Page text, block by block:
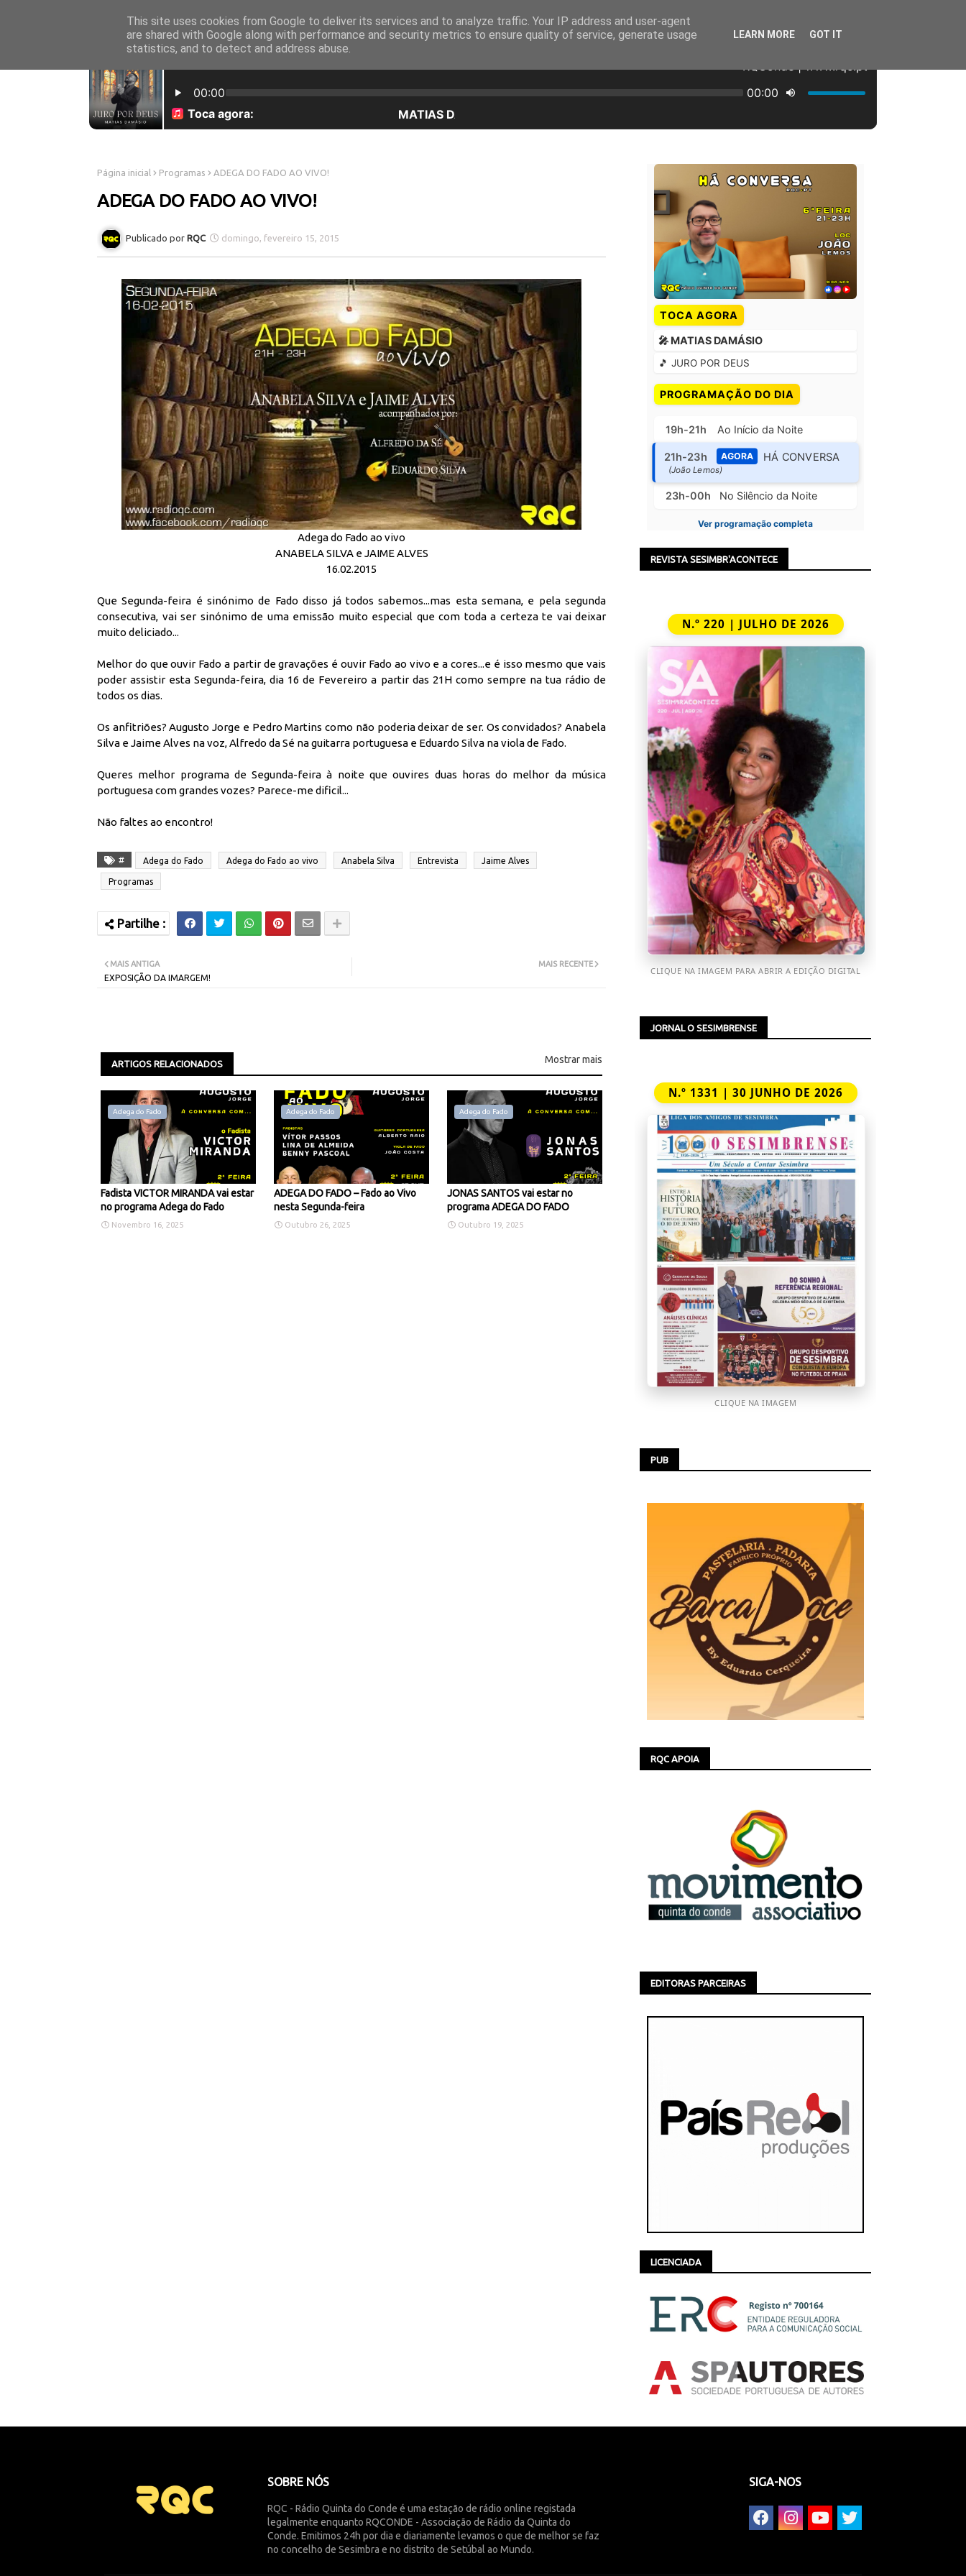
INICÍO SOBRE NÓS EQUIPA PROGRAMAÇÃO OUVIR EM DIRETO
Página inicial Programas ADEGA DO FADO AO VIVO!
ADEGA DO FADO AO VIVO!
RQC domingo, fevereiro 15, 2015
Adega do Fado ao vivo
ANABELA SILVA e JAIME ALVES
16.02.2015
Que Segunda-feira é sinónimo de Fado disso já todos sabemos...mas esta semana, e pela segunda
consecutiva, vai ser sinónimo de uma emissão muito especial que com toda a certeza te vai deixar
muito deliciado...
Melhor do que ouvir Fado a partir de gravações é ouvir Fado ao vivo e a cores...e é isso mesmo que vais
poder assistir esta Segunda-feira, dia 16 de Fevereiro a partir das 21H como sempre na tua rádio de
todos os dias.
Os anfitriões? Augusto Jorge e Pedro Martins como não poderia deixar de ser. Os convidados? Anabela
Silva e Jaime Alves na voz, Alfredo da Sé na guitarra portuguesa e Eduardo Silva na viola de Fado.
Queres melhor programa de Segunda-feira à noite que ouvires duas horas do melhor da música
portuguesa com grandes vozes? Parece-me dificil...
Não faltes ao encontro!
# Adega do Fado Adega do Fado ao vivo Anabela Silva Entrevista Jaime Alves
Programas
MAIS RECENTE
MAIS ANTIGA
EXPOSIÇÃO DA IMARGEM!
ARTIGOS RELACIONADOS Mostrar mais
Adega do Fado
Fadista VICTOR MIRANDA vai estar
no programa Adega do Fado
Novembro 16, 2025
Adega do Fado
ADEGA DO FADO – Fado ao Vivo
nesta Segunda-feira
Outubro 26, 2025
Adega do Fado
JONAS SANTOS vai estar no
programa ADEGA DO FADO
Outubro 19, 2025
TOCA AGORA
🎤 MATIAS DAMÁSIO
🎵 JURO POR DEUS
PROGRAMAÇÃO DO DIA
19h-21h Ao Início da Noite
21h-23h AGORA HÁ CONVERSA
(João Lemos)
23h-00h No Silêncio da Noite
Ver programação completa
REVISTA SESIMBR'ACONTECE
N.º 220 | JULHO DE 2026
CLIQUE NA IMAGEM PARA ABRIR A EDIÇÃO DIGITAL
JORNAL O SESIMBRENSE
N.º 1331 | 30 JUNHO DE 2026
CLIQUE NA IMAGEM
PUB
RQC APOIA
EDITORAS PARCEIRAS
LICENCIADA
SOBRE NÓS
RQC - Rádio Quinta do Conde é uma estação de rádio online registada
legalmente enquanto RQCONDE - Associação de Rádio da Quinta do
Conde. Emitimos 24h por dia e diariamente levamos o que de melhor se faz
no concelho de Sesimbra e no distrito de Setúbal ao Mundo.
SIGA-NOS
This site uses cookies from Google to deliver its services and to analyze traffic. Your IP address and user-agent
are shared with Google along with performance and security metrics to ensure quality of service, generate usage
statistics, and to detect and address abuse.
LEARN MORE GOT IT